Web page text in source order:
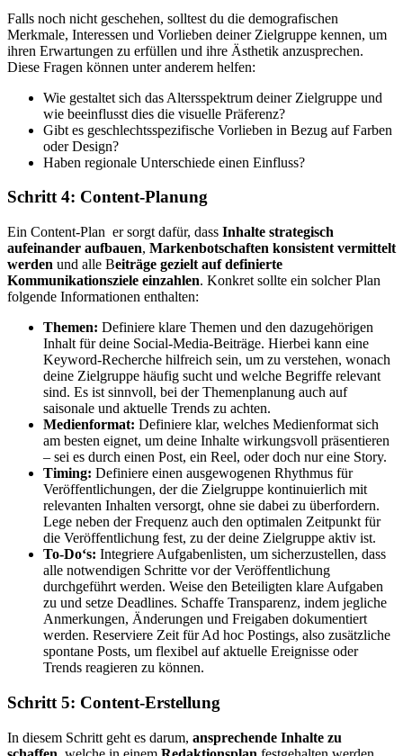
Falls noch nicht geschehen, solltest du die demografischen
Merkmale, Interessen und Vorlieben deiner Zielgruppe kennen, um
ihren Erwartungen zu erfüllen und ihre Ästhetik anzusprechen.
Diese Fragen können unter anderem helfen:
Wie gestaltet sich das Altersspektrum deiner Zielgruppe und
wie beeinflusst dies die visuelle Präferenz?
Gibt es geschlechtsspezifische Vorlieben in Bezug auf Farben
oder Design?
Haben regionale Unterschiede einen Einfluss?
Schritt 4: Content-Planung
Ein Content-Plan er sorgt dafür, dass Inhalte strategisch
aufeinander aufbauen, Markenbotschaften konsistent vermittelt
werden und alle Beiträge gezielt auf definierte
Kommunikationsziele einzahlen. Konkret sollte ein solcher Plan
folgende Informationen enthalten:
Themen: Definiere klare Themen und den dazugehörigen
Inhalt für deine Social-Media-Beiträge. Hierbei kann eine
Keyword-Recherche hilfreich sein, um zu verstehen, wonach
deine Zielgruppe häufig sucht und welche Begriffe relevant
sind. Es ist sinnvoll, bei der Themenplanung auch auf
saisonale und aktuelle Trends zu achten.
Medienformat: Definiere klar, welches Medienformat sich
am besten eignet, um deine Inhalte wirkungsvoll präsentieren
– sei es durch einen Post, ein Reel, oder doch nur eine Story.
Timing: Definiere einen ausgewogenen Rhythmus für
Veröffentlichungen, der die Zielgruppe kontinuierlich mit
relevanten Inhalten versorgt, ohne sie dabei zu überfordern.
Lege neben der Frequenz auch den optimalen Zeitpunkt für
die Veröffentlichung fest, zu der deine Zielgruppe aktiv ist.
To-Do‘s: Integriere Aufgabenlisten, um sicherzustellen, dass
alle notwendigen Schritte vor der Veröffentlichung
durchgeführt werden. Weise den Beteiligten klare Aufgaben
zu und setze Deadlines. Schaffe Transparenz, indem jegliche
Anmerkungen, Änderungen und Freigaben dokumentiert
werden. Reserviere Zeit für Ad hoc Postings, also zusätzliche
spontane Posts, um flexibel auf aktuelle Ereignisse oder
Trends reagieren zu können.
Schritt 5: Content-Erstellung
In diesem Schritt geht es darum, ansprechende Inhalte zu